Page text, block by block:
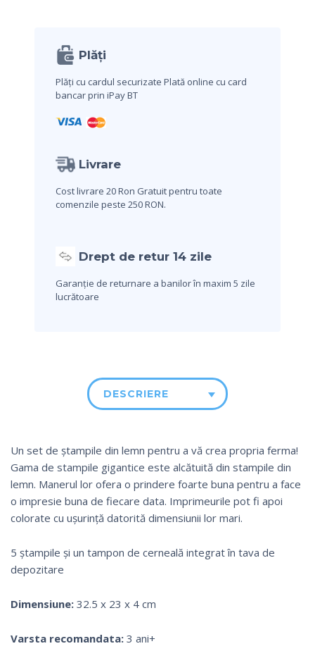
Plăți
Plăți cu cardul securizate Plată online cu card
bancar prin iPay BT
Livrare
Cost livrare 20 Ron Gratuit pentru toate
comenzile peste 250 RON.
Drept de retur 14 zile
Garanție de returnare a banilor în maxim 5 zile
lucrătoare
DESCRIERE
Un set de ștampile din lemn pentru a vă crea propria ferma!
Gama de stampile gigantice este alcătuită din stampile din
lemn. Manerul lor ofera o prindere foarte buna pentru a face
o impresie buna de fiecare data. Imprimeurile pot fi apoi
colorate cu ușurință datorită dimensiunii lor mari.
5 ștampile și un tampon de cerneală integrat în tava de
depozitare
Dimensiune: 32.5 x 23 x 4 cm
Varsta recomandata: 3 ani+